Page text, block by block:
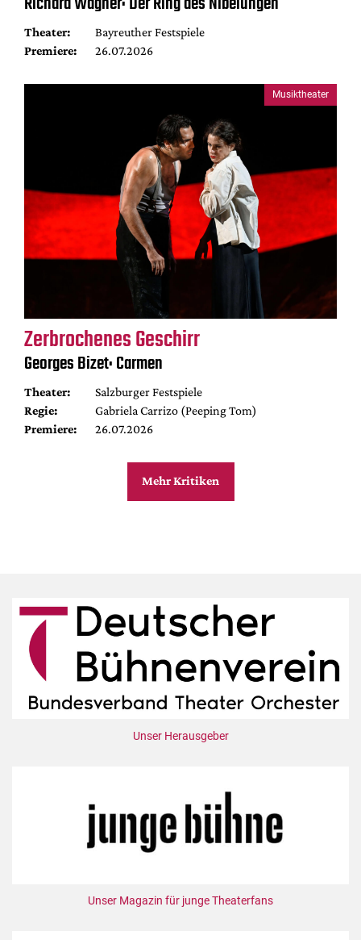
Theater:
Bayreuther Festspiele
Premiere:
26.07.2026
Musiktheater
Zerbrochenes Geschirr
Georges Bizet: Carmen
Theater:
Salzburger Festspiele
Regie:
Gabriela Carrizo (Peeping Tom)
Premiere:
26.07.2026
Mehr Kritiken
Unser Herausgeber
Unser Magazin für junge Theaterfans